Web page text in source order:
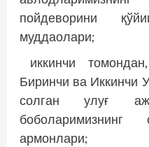
пойдеворини
муддаолари;
иккинчи
Биринчи ва Иккинчи
солган улуғ
боболаримизнинг
армонлари;